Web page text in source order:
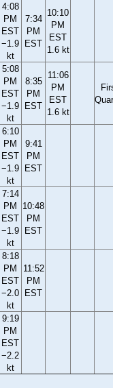
4:08
PM
EST
−1.9
kt
7:34
PM
EST
10:10
PM
EST
1.6 kt
5:08
PM
EST
−1.9
kt
8:35
PM
EST
11:06
PM
EST
1.6 kt
6:10
PM
EST
−1.9
kt
9:41
PM
EST
7:14
PM
EST
−1.9
kt
10:48
PM
EST
8:18
PM
EST
−2.0
kt
11:52
PM
EST
9:19
PM
EST
−2.2
kt